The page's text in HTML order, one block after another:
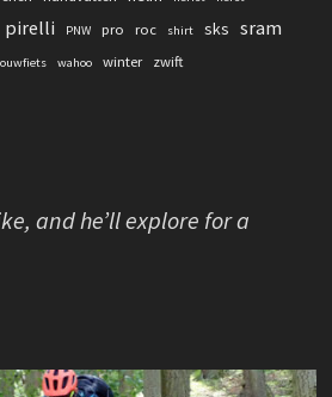
pirelli PNW pro roc shirt sks sram
wahoo winter zwift
and he’ll explore for a